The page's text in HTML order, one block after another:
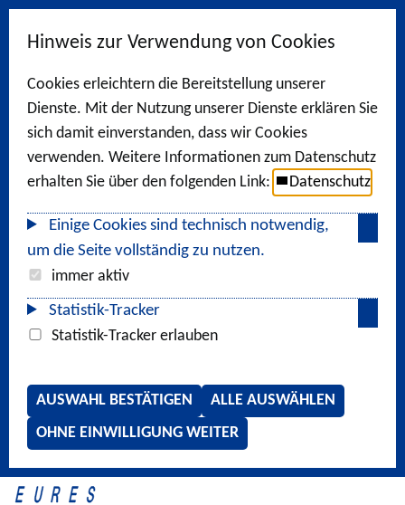
Hinweis zur Verwendung von Cookies
Cookies erleichtern die Bereitstellung unserer
Dienste. Mit der Nutzung unserer Dienste erklären Sie
sich damit einverstanden, dass wir Cookies
verwenden. Weitere Informationen zum Datenschutz
erhalten Sie über den folgenden Link:
Datenschutz
Einige Cookies sind technisch notwendig,
um die Seite vollständig zu nutzen.
immer aktiv
Statistik-Tracker
Statistik-Tracker erlauben
AUSWAHL BESTÄTIGEN
ALLE AUSWÄHLEN
OHNE EINWILLIGUNG WEITER